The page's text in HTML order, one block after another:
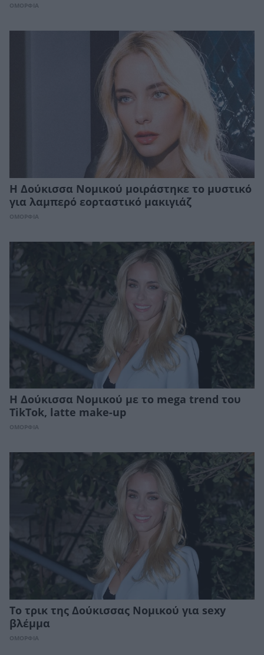
ΟΜΟΡΦΙΑ
Η Δούκισσα Νομικού μοιράστηκε το μυστικό
για λαμπερό εορταστικό μακιγιάζ
ΟΜΟΡΦΙΑ
Η Δούκισσα Νομικού με το mega trend του
TikTok, latte make-up
ΟΜΟΡΦΙΑ
Το τρικ της Δούκισσας Νομικού για sexy
βλέμμα
ΟΜΟΡΦΙΑ